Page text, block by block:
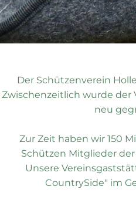
Der Schützenverein
Zwischenzeitlich wurde der
neu
Zur Zeit haben wir 150
Schützen Mitglieder
Unsere
CountrySide" im